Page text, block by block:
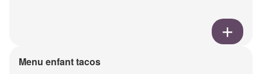
Menu enfant tacos